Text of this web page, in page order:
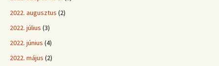
2022. augusztus (2)
2022. július (3)
2022. június (4)
2022. május (2)